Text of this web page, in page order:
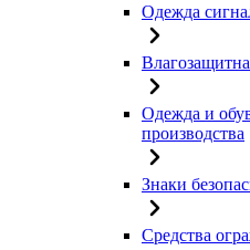
Одежда
Одежда и
производства
Знаки
Средства